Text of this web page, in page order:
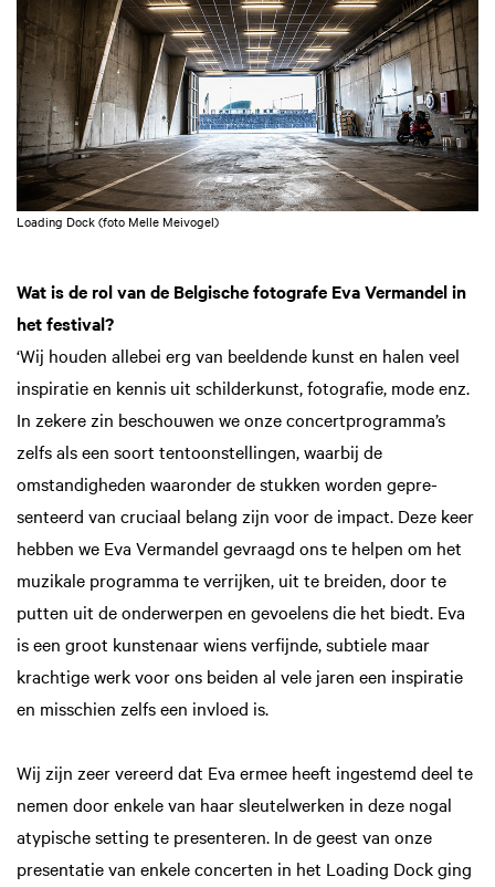
Loading Dock (foto Melle Meivogel)
Wat is de rol van de Belgische fotografe Eva Vermandel in
het festival?
‘Wij houden allebei erg van beeldende kunst en halen veel
inspiratie en kennis uit schilderkunst, fotografie, mode enz.
In zekere zin beschouwen we onze concertprogram­ma’s
zelfs als een soort tentoonstellingen, waarbij de
omstandigheden waaronder de stukken worden gepre­
senteerd van cruciaal belang zijn voor de impact. Deze keer
hebben we Eva Vermandel gevraagd ons te helpen om het
muzikale programma te verrijken, uit te breiden, door te
putten uit de onderwerpen en gevoelens die het biedt. Eva
is een groot kunstenaar wiens verfijnde, sub­tiele maar
krachtige werk voor ons beiden al vele jaren een inspiratie
en misschien zelfs een invloed is.
Wij zijn zeer vereerd dat Eva ermee heeft ingestemd deel te
nemen door enkele van haar sleutelwerken in deze nogal
atypi­sche setting te presenteren. In de geest van onze
presentatie van enkele concerten in het Loading Dock ging